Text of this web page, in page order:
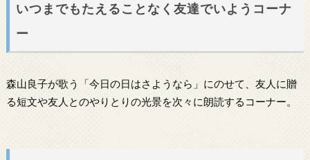
いつまでもたえることなく友達でいようコーナ
ー
森山良子が歌う「今日の日はさようなら」にのせて、友人に贈
る短文や友人とのやりとりの光景を次々に朗読するコーナー。